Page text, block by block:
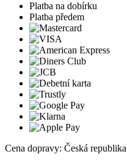
Platba na dobírku
Platba předem
Cena dopravy: Česká republika